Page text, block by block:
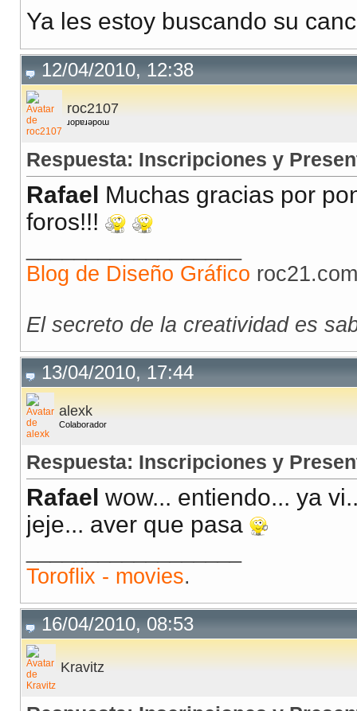
Ya les estoy buscando su
12/04/2010, 12:38
roc2107
ɹopɐɹǝpoɯ
Respuesta: Inscripciones y
Rafael Muchas gracias por
foros!!!
Blog de Diseño Gráfico
El secreto de la creatividad es
13/04/2010, 17:44
alexk
Colaborador
Respuesta: Inscripciones y
Rafael wow... entiendo... ya
jeje... aver que pasa
Toroflix - movies.
16/04/2010, 08:53
Kravitz